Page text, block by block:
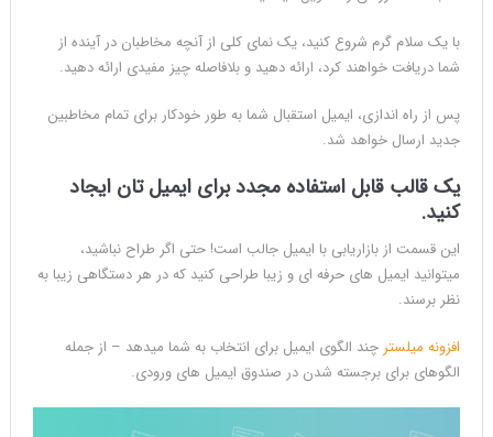
با یک سلام گرم شروع کنید، یک نمای کلی از آنچه مخاطبان در آینده از
شما دریافت خواهند کرد، ارائه دهید و بلافاصله چیز مفیدی ارائه دهید.
پس از راه اندازی، ایمیل استقبال شما به طور خودکار برای تمام مخاطبین
جدید ارسال خواهد شد.
یک قالب قابل استفاده مجدد برای ایمیل تان ایجاد
کنید.
این قسمت از بازاریابی با ایمیل جالب است! حتی اگر طراح نباشید،
میتوانید ایمیل های حرفه ای و زیبا طراحی کنید که در هر دستگاهی زیبا به
نظر برسند.
افزونه میلستر چند الگوی ایمیل برای انتخاب به شما میدهد – از جمله
الگوهای برای برجسته شدن در صندوق ایمیل های ورودی.